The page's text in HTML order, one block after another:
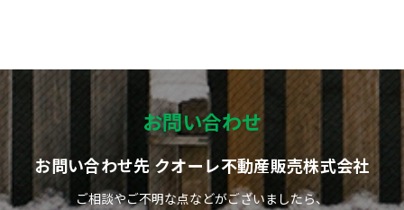
お問い合わせ
お問い合わせ先 クオーレ不動産販売株式会社
ご相談やご不明な点などがございましたら、